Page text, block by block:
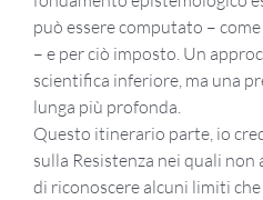
può essere computato –
– e per ciò imposto. Un
scientifica inferiore, ma una
lunga più profonda.
Questo itinerario parte, io
sulla Resistenza nei quali non
di riconoscere alcuni limiti